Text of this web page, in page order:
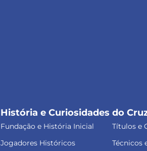
História e Curiosidades do
Fundação e História Inicial
Títulos e
Jogadores Históricos
Técnicos